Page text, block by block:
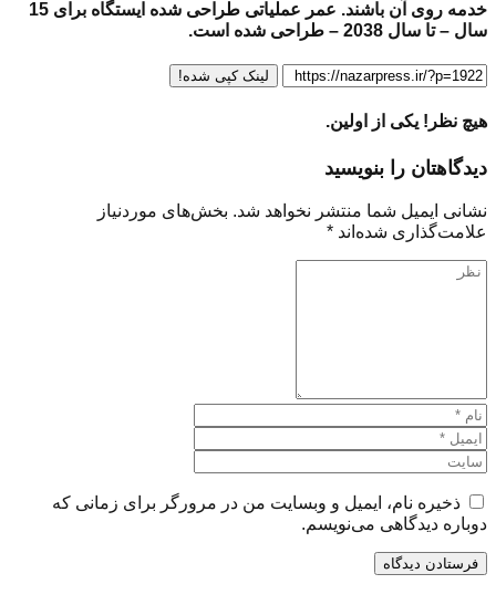
خدمه روی آن باشند. عمر عملیاتی طراحی شده ایستگاه برای 15
سال – تا سال 2038 – طراحی شده است.
لینک کپی شده!
هیچ نظر! یکی از اولین.
دیدگاهتان را بنویسید
نشانی ایمیل شما منتشر نخواهد شد. بخش‌های موردنیاز
علامت‌گذاری شده‌اند *
ذخیره نام، ایمیل و وبسایت من در مرورگر برای زمانی که
دوباره دیدگاهی می‌نویسم.